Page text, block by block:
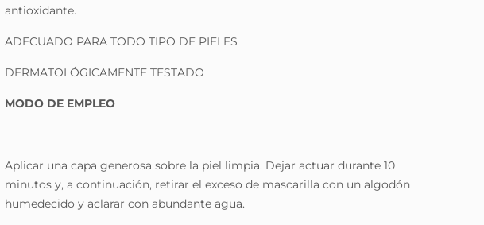
antioxidante.
ADECUADO PARA TODO TIPO DE PIELES
DERMATOLÓGICAMENTE TESTADO
MODO DE EMPLEO
Aplicar una capa generosa sobre la piel limpia. Dejar actuar durante 10
minutos y, a continuación, retirar el exceso de mascarilla con un algodón
humedecido y aclarar con abundante agua.